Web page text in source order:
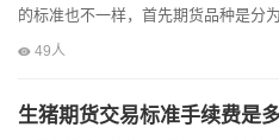
的标准也不一样，首先期货品种是分
49人
生猪期货交易标准手续费是